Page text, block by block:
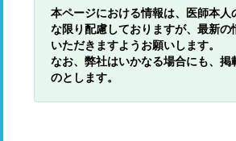
本ページにおける情報は、医師本
な限り配慮しておりますが、最新
いただきますようお願いします。
なお、弊社はいかなる場合にも、
のとします。